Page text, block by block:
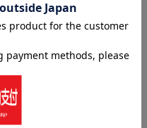
でご紹介。
これからの時代の生きるヒ
も満たす水の世界のトリビ